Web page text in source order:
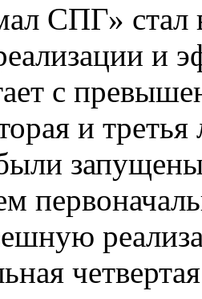
СПГ» стал
и
с
и